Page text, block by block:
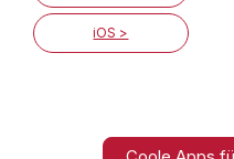
iOS >